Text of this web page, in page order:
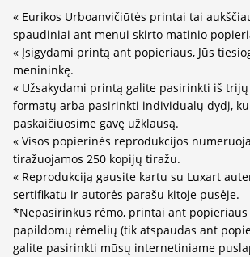
« Eurikos Urboanvičiūtės printai tai
spaudiniai ant menui skirto matinio
« Įsigydami printą ant popieriaus, Jūs
menininkę.
« Užsakydami printą galite pasirinkti iš
formatų arba pasirinkti individualų dydį,
paskaičiuosime gavę užklausą.
« Visos popierinės reprodukcijos
tiražuojamos 250 kopijų tiražu.
« Reprodukciją gausite kartu su Luxart
sertifikatu ir autorės parašu kitoje pusėje.
*Nepasirinkus rėmo, printai ant popieriaus
papildomų rėmelių (tik atspaudas ant
galite pasirinkti mūsų internetiniame